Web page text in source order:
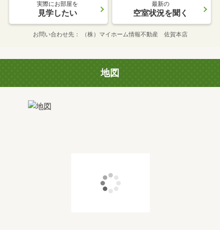
実際にお部屋を
見学したい
最新の
空室状況を聞く
お問い合わせ先 （株）マイホーム情報不動産 佐賀本店
地図